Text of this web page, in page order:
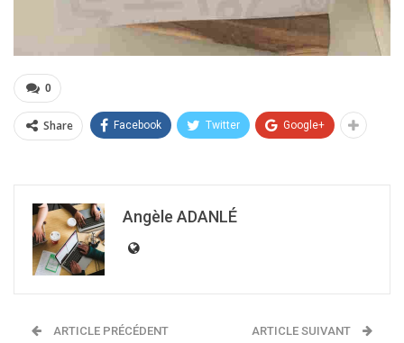
0
Share Facebook Twitter Google+
Angèle ADANLÉ
ARTICLE PRÉCÉDENT ARTICLE SUIVANT